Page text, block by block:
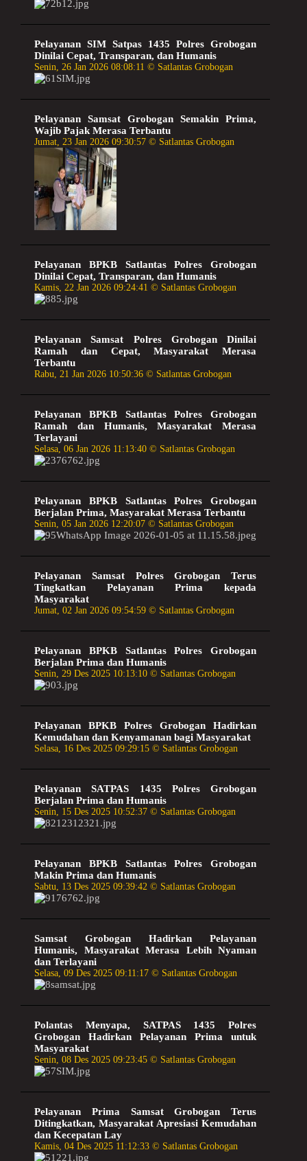
Pelayanan SIM Satpas 1435 Polres Grobogan
Dinilai Cepat, Transparan, dan Humanis
Senin, 26 Jan 2026 08:08:11 © Satlantas Grobogan
Pelayanan Samsat Grobogan Semakin Prima,
Wajib Pajak Merasa Terbantu
Jumat, 23 Jan 2026 09:30:57 © Satlantas Grobogan
Pelayanan BPKB Satlantas Polres Grobogan
Dinilai Cepat, Transparan, dan Humanis
Kamis, 22 Jan 2026 09:24:41 © Satlantas Grobogan
Pelayanan Samsat Polres Grobogan Dinilai
Ramah dan Cepat, Masyarakat Merasa
Terbantu
Rabu, 21 Jan 2026 10:50:36 © Satlantas Grobogan
Pelayanan BPKB Satlantas Polres Grobogan
Ramah dan Humanis, Masyarakat Merasa
Terlayani
Selasa, 06 Jan 2026 11:13:40 © Satlantas Grobogan
Pelayanan BPKB Satlantas Polres Grobogan
Berjalan Prima, Masyarakat Merasa Terbantu
Senin, 05 Jan 2026 12:20:07 © Satlantas Grobogan
Pelayanan Samsat Polres Grobogan Terus
Tingkatkan Pelayanan Prima kepada
Masyarakat
Jumat, 02 Jan 2026 09:54:59 © Satlantas Grobogan
Pelayanan BPKB Satlantas Polres Grobogan
Berjalan Prima dan Humanis
Senin, 29 Des 2025 10:13:10 © Satlantas Grobogan
Pelayanan BPKB Polres Grobogan Hadirkan
Kemudahan dan Kenyamanan bagi Masyarakat
Selasa, 16 Des 2025 09:29:15 © Satlantas Grobogan
Pelayanan SATPAS 1435 Polres Grobogan
Berjalan Prima dan Humanis
Senin, 15 Des 2025 10:52:37 © Satlantas Grobogan
Pelayanan BPKB Satlantas Polres Grobogan
Makin Prima dan Humanis
Sabtu, 13 Des 2025 09:39:42 © Satlantas Grobogan
Samsat Grobogan Hadirkan Pelayanan
Humanis, Masyarakat Merasa Lebih Nyaman
dan Terlayani
Selasa, 09 Des 2025 09:11:17 © Satlantas Grobogan
Polantas Menyapa, SATPAS 1435 Polres
Grobogan Hadirkan Pelayanan Prima untuk
Masyarakat
Senin, 08 Des 2025 09:23:45 © Satlantas Grobogan
Pelayanan Prima Samsat Grobogan Terus
Ditingkatkan, Masyarakat Apresiasi Kemudahan
dan Kecepatan Lay
Kamis, 04 Des 2025 11:12:33 © Satlantas Grobogan